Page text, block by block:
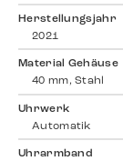
Herstellungsjahr
2021
Material Gehäuse
40 mm, Stahl
Uhrwerk
Automatik
Uhrarmband